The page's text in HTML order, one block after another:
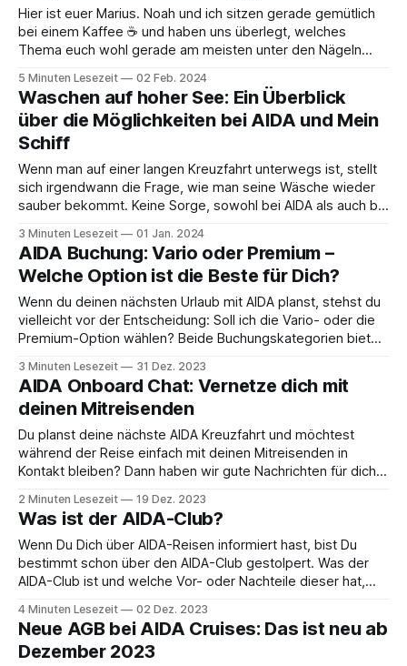
Hier ist euer Marius. Noah und ich sitzen gerade gemütlich
bei einem Kaffee ☕️ und haben uns überlegt, welches
Thema euch wohl gerade am meisten unter den Nägeln
wirklich oft gestellt wird – sei es per Mail, in Kommentaren
oder
5 Minuten Lesezeit 02 Feb. 2024
Waschen auf hoher See: Ein Überblick
über die Möglichkeiten bei AIDA und Mein
Schiff
Wenn man auf einer langen Kreuzfahrt unterwegs ist, stellt
sich irgendwann die Frage, wie man seine Wäsche wieder
sauber bekommt. Keine Sorge, sowohl bei AIDA als auch bei
Beitrag gebe ich euch einen Überblick über die
verschiedenen Möglichkeiten zum Wäschewaschen auf
3 Minuten Lesezeit 01 Jan. 2024
AIDA Buchung: Vario oder Premium –
Welche Option ist die Beste für Dich?
Wenn du deinen nächsten Urlaub mit AIDA planst, stehst du
vielleicht vor der Entscheidung: Soll ich die Vario- oder die
Premium-Option wählen? Beide Buchungskategorien bieten
richtige Wahl zu treffen. In diesem Blogpost werfen wir
einen genaueren Blick auf die Unterschiede zwischen
3 Minuten Lesezeit 31 Dez. 2023
AIDA Onboard Chat: Vernetze dich mit
deinen Mitreisenden
Du planst deine nächste AIDA Kreuzfahrt und möchtest
während der Reise einfach mit deinen Mitreisenden in
Kontakt bleiben? Dann haben wir gute Nachrichten für dich!
Kommunikation an Bord vereinfacht: den AIDA Onboard
Chat. In diesem Artikel erfährst du alles, was du
2 Minuten Lesezeit 19 Dez. 2023
Was ist der AIDA-Club?
Wenn Du Dich über AIDA-Reisen informiert hast, bist Du
bestimmt schon über den AIDA-Club gestolpert. Was der
AIDA-Club ist und welche Vor- oder Nachteile dieser hat,
Reisezeitraum x Kabine = Seemeilen Schritt 1:
Reisezeitraum * 1-5 Reisetage: 1.000 Seemeilen * 6-
4 Minuten Lesezeit 02 Dez. 2023
Neue AGB bei AIDA Cruises: Das ist neu ab
Dezember 2023